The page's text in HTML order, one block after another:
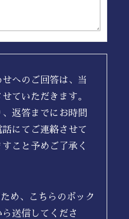
へのご回答は、当
ていただきます。
返答までにお時間
にてご連絡させて
こと予めご了承く
め、こちらのボック
送信してくださ